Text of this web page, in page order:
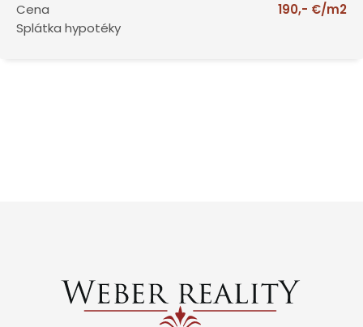
Cena
190,- €/m2
Splátka hypotéky